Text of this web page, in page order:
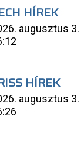
HÍREK
augusztus 3.
HÍREK
augusztus 3.